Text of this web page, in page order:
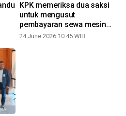
KPK memeriksa dua saksi
untuk mengusut
pembayaran sewa mesin
EDC bank BUMN
24 June 2026 10:45 WIB